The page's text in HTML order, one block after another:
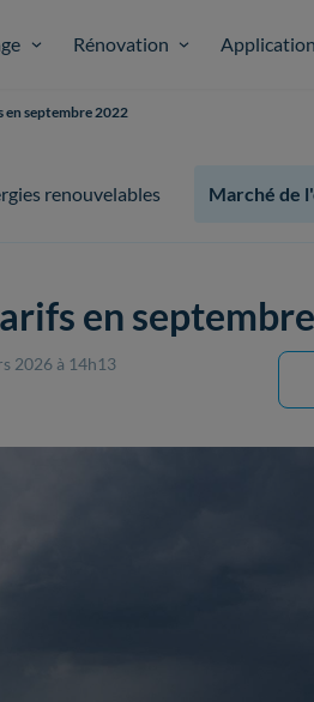
Rénovation Application
en septembre 2022
renouvelables Marché de
en
2026 à 14h13